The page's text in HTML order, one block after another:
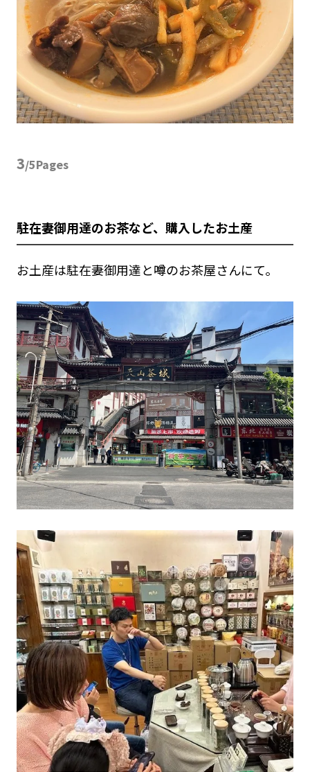
3/5Pages
駐在妻御用達のお茶など、購入したお土産
お土産は駐在妻御用達と噂のお茶屋さんにて。